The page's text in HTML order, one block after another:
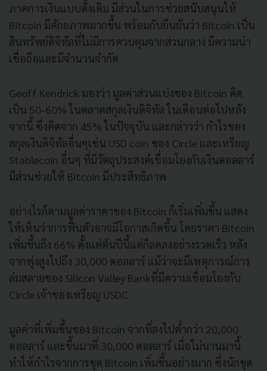
ภาคการเงินแบบดั้งเดิม มีส่วนในการช่วยสนับสนุนให้
Bitcoin มีศักยภาพมากขึ้น พร้อมกับยืนยันว่า Bitcoin เป็น
สินทรัพย์ดิจิทัลที่ไม่มีการควบคุมจากส่วนกลาง มีความน่า
เชื่อถือและมีจำนวนจำกัด
Geoff Kendrick มองว่า มูลค่าส่วนแบ่งของ Bitcoin คิด
เป็น 50-60% ในตลาดสกุลเงินดิจิทัล ในเดือนต่อไปหลัง
จากนี้ ซึ่งคิดจาก 45% ในปัจจุบัน และกล่าวว่า กำไรของ
สกุลเงินดิจิทัลอื่นๆเช่น USD coin ของ Circle และเหรียญ
Stablecoin อื่นๆ ที่มีวัตถุประสงค์เชื่อมโยงกับเงินดอลลาร์
มีส่วนช่วยให้ Bitcoin มีประสิทธิภาพ
อย่างไรก็ตามมูลค่าราคาของ Bitcoin ก็เริ่มเพิ่มขึ้น แสดง
ให้เห็นว่าการฟื้นตัวอาจมีโอกาสเกิดขึ้น โดยราคา Bitcoin
เพิ่มขึ้นถึง 66% ตั้งแต่ต้นปีนี้แต่ก็ลดลงอย่างรวดเร็ว หลัง
จากพุ่งสูงไปถึง 30,000 ดอลลาร์ แม้ว่าจะมีเหตุการณ์การ
ล่มสลายของ Silicon Valley Bankที่มีความเชื่อมโยงกับ
Circle เจ้าของเหรียญ USDC
มูลค่าที่เพิ่มขึ้นของ Bitcoin จากที่ลงไปต่ำกว่า 20,000
ดอลลาร์ และขึ้นมาที่ 30,000 ดอลลาร์ เมื่อไม่นานมานี้
ทำให้กำไรจากการขุด Bitcoin เพิ่มขึ้นอย่างมาก ซึ่งนักขุด